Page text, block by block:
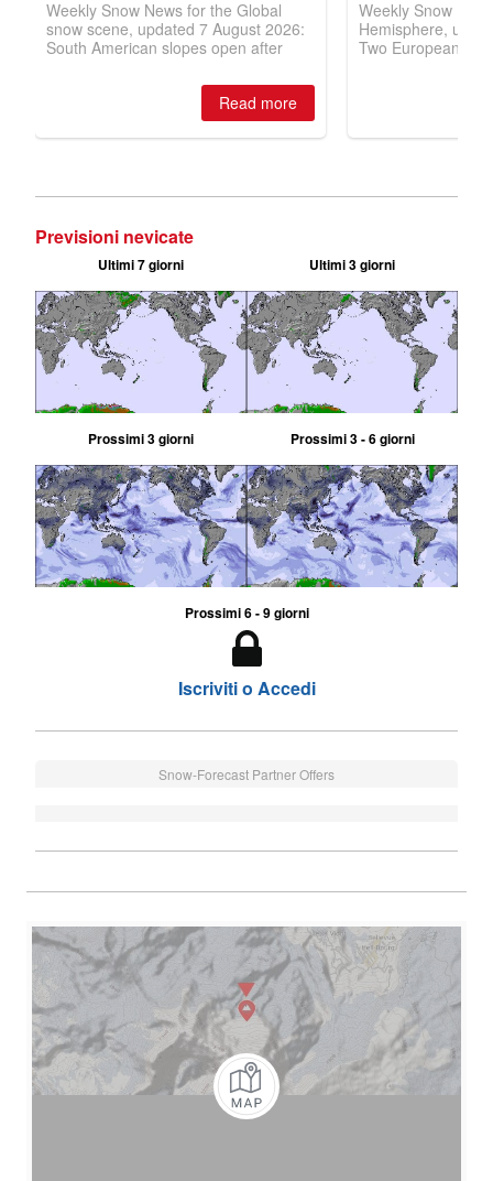
Previsioni nevicate
Ultimi 7 giorni Ultimi 3 giorni
Prossimi 3 giorni Prossimi 3 - 6 giorni
Prossimi 6 - 9 giorni
Iscriviti o Accedi
Snow-Forecast Partner Offers